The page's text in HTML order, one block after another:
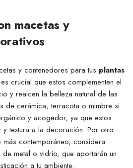
macetas y
y contenedores para tus plantas
crucial que estos complementen el
y realcen la belleza natural de las
de cerámica, terracota o mimbre si
y acogedor, ya que estos
y textura a la decoración. Por otro
contemporáneo, considera
de metal o vidrio, que aportarán un
a tu ambiente.